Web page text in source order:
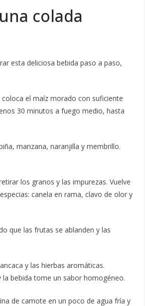
colada
esta deliciosa bebida paso a paso,
el maíz morado con suficiente
30 minutos a fuego medio, hasta
manzana, naranjilla y membrillo.
los granos y las impurezas. Vuelve
canela en rama, clavo de olor y
que las frutas se ablanden y las
y las hierbas aromáticas.
bebida tome un sabor homogéneo.
de camote en un poco de agua fría y